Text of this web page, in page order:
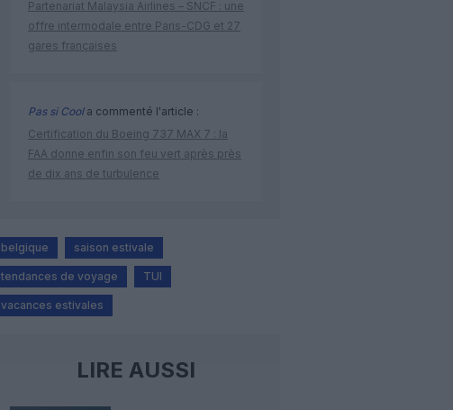
Partenariat Malaysia Airlines – SNCF : une
offre intermodale entre Paris-CDG et 27
gares françaises
Pas si Coola commenté l'article :
Certification du Boeing 737 MAX 7 : la
FAA donne enfin son feu vert après près
de dix ans de turbulence
belgique saison estivale
tendances de voyage TUI
vacances estivales
LIRE AUSSI